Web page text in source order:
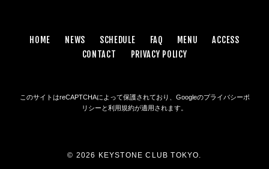
HOME NEWS SCHEDULE FAQ MENU
ACCESS
CONTACT
PRIVACY POLICY
このサイトはreCAPTCHAによって保護されており、Googleのプライバシーポ
リシー と利用規約が適用されます。
© 2026 KEYSTONE CLUB TOKYO.